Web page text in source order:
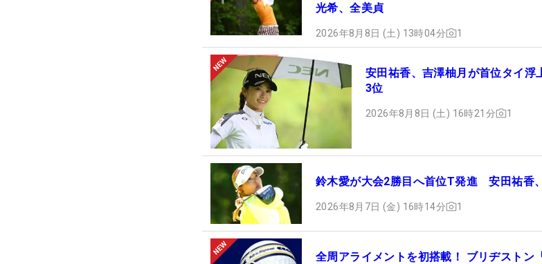
光希、全美貞
2026年8月8日 (土) 13時04分 1
安田祐香、吉澤柚月が首位タイ
3位
2026年8月8日 (土) 16時21分 1
鈴木愛が大会2勝目へ首位T発進 安田祐香
2026年8月7日 (金) 16時14分 1
全周アライメントを初搭載！ ブリヂストン